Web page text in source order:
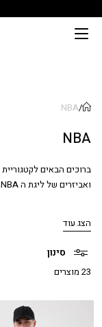
/
NBA
NBA
ואביזרים של ליגת ה NBA. כובעי NBA, חולצות רשמיות, קפוצ'ונים, מכנסיים ועוד.
הצג עוד
סינון
23 מוצרים